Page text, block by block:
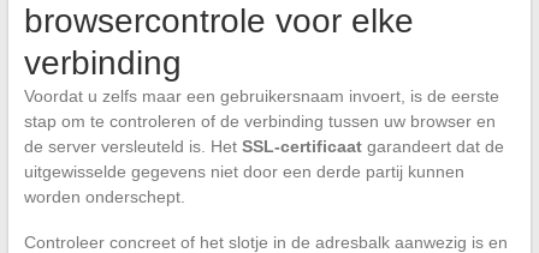
browsercontrole voor elke
verbinding
Voordat u zelfs maar een gebruikersnaam invoert, is de eerste
stap om te controleren of de verbinding tussen uw browser en
de server versleuteld is. Het SSL-certificaatgarandeert dat de
uitgewisselde gegevens niet door een derde partij kunnen
worden onderschept.
Controleer concreet of het slotje in de adresbalk aanwezig is en